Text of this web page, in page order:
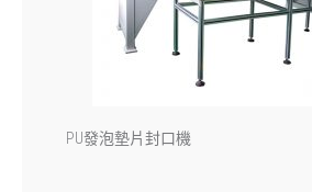
PU發泡墊片封口機